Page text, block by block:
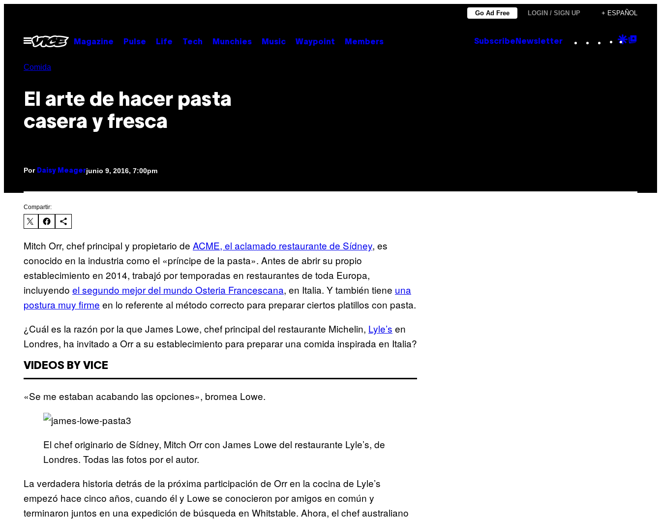
contenido
Go Ad Free LOGIN / SIGN UP + ESPAÑOL
Abrir
Menú
Magazine Pulse Life Tech Munchies Music Waypoint Members Subscribe Newsletter Instagram
TikTok
YouTube
Google
Comida
El arte de hacer pasta
casera y fresca
Por Daisy Meagerjunio 9, 2016, 7:00pm
Compartir:
Mitch Orr, chef principal y propietario de ACME, el aclamado restaurante de Sídney, es
conocido en la industria como el «príncipe de la pasta». Antes de abrir su propio
establecimiento en 2014, trabajó por temporadas en restaurantes de toda Europa,
incluyendo el segundo mejor del mundo Osteria Francescana, en Italia. Y también tiene una
postura muy firme en lo referente al método correcto para preparar ciertos platillos con pasta.
¿Cuál es la razón por la que James Lowe, chef principal del restaurante Michelin, Lyle’s en
Londres, ha invitado a Orr a su establecimiento para preparar una comida inspirada en Italia?
VIDEOS BY VICE
«Se me estaban acabando las opciones», bromea Lowe.
El chef originario de Sídney, Mitch Orr con James Lowe del restaurante Lyle’s, de
Londres. Todas las fotos por el autor.
La verdadera historia detrás de la próxima participación de Orr en la cocina de Lyle’s
empezó hace cinco años, cuando él y Lowe se conocieron por amigos en común y
terminaron juntos en una expedición de búsqueda en Whitstable. Ahora, el chef australiano